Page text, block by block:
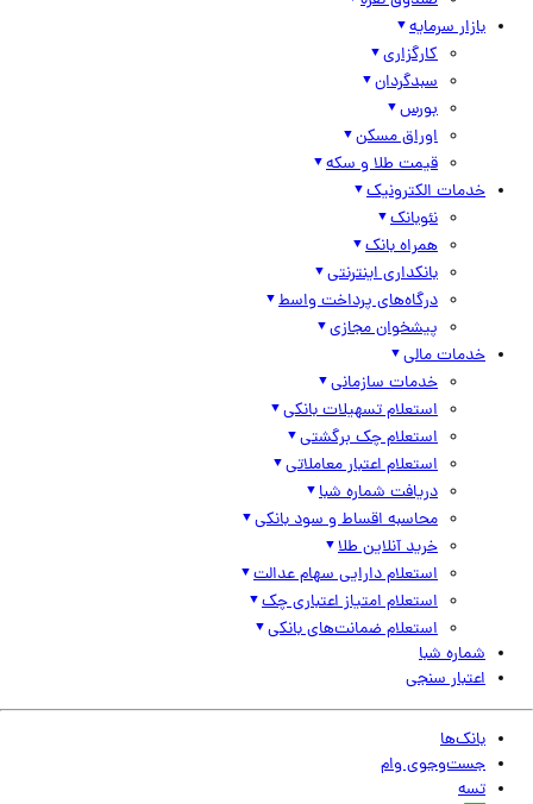
بازار سرمایه
کارگزاری
سبدگردان
بورس
اوراق مسکن
قیمت طلا و سکه
خدمات الکترونیک
نئوبانک
همراه بانک
بانکداری اینترنتی
درگاه‌های پرداخت واسط
پیشخوان مجازی
خدمات مالی
خدمات سازمانی
استعلام تسهیلات بانکی
استعلام چک برگشتی
استعلام اعتبار معاملاتی
دریافت شماره شبا
محاسبه اقساط و سود بانکی
خرید آنلاین طلا
استعلام دارایی سهام عدالت
استعلام امتیاز اعتباری چک
استعلام ضمانت‌های بانکی
شماره شبا
اعتبار سنجی
بانک‌ها
جست‌وجوی وام
تسه